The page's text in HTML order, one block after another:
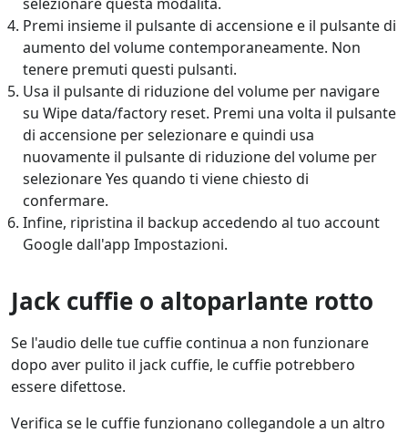
Premi insieme il pulsante di accensione e il pulsante di
aumento del volume contemporaneamente. Non
tenere premuti questi pulsanti.
Usa il pulsante di riduzione del volume per navigare
su Wipe data/factory reset. Premi una volta il pulsante
di accensione per selezionare e quindi usa
nuovamente il pulsante di riduzione del volume per
selezionare Yes quando ti viene chiesto di
confermare.
Infine, ripristina il backup accedendo al tuo account
Google dall'app Impostazioni.
Jack cuffie o altoparlante rotto
Se l'audio delle tue cuffie continua a non funzionare
dopo aver pulito il jack cuffie, le cuffie potrebbero
essere difettose.
Verifica se le cuffie funzionano collegandole a un altro